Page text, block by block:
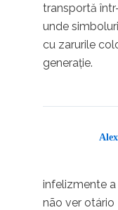
transportă
unde
cu zarurile
generație.
infelizmente
não ver otário